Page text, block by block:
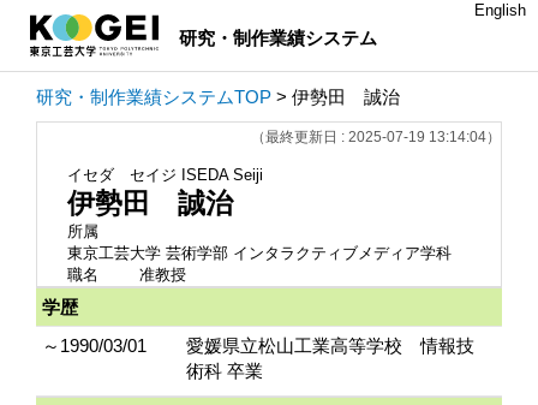
研究・制作業績システム
English
研究・制作業績システムTOP > 伊勢田 誠治
（最終更新日 : 2025-07-19 13:14:04）
イセダ セイジ ISEDA Seiji
伊勢田 誠治
所属
東京工芸大学 芸術学部 インタラクティブメディア学科
職名
准教授
学歴
～1990/03/01
愛媛県立松山工業高等学校 情報技
術科 卒業